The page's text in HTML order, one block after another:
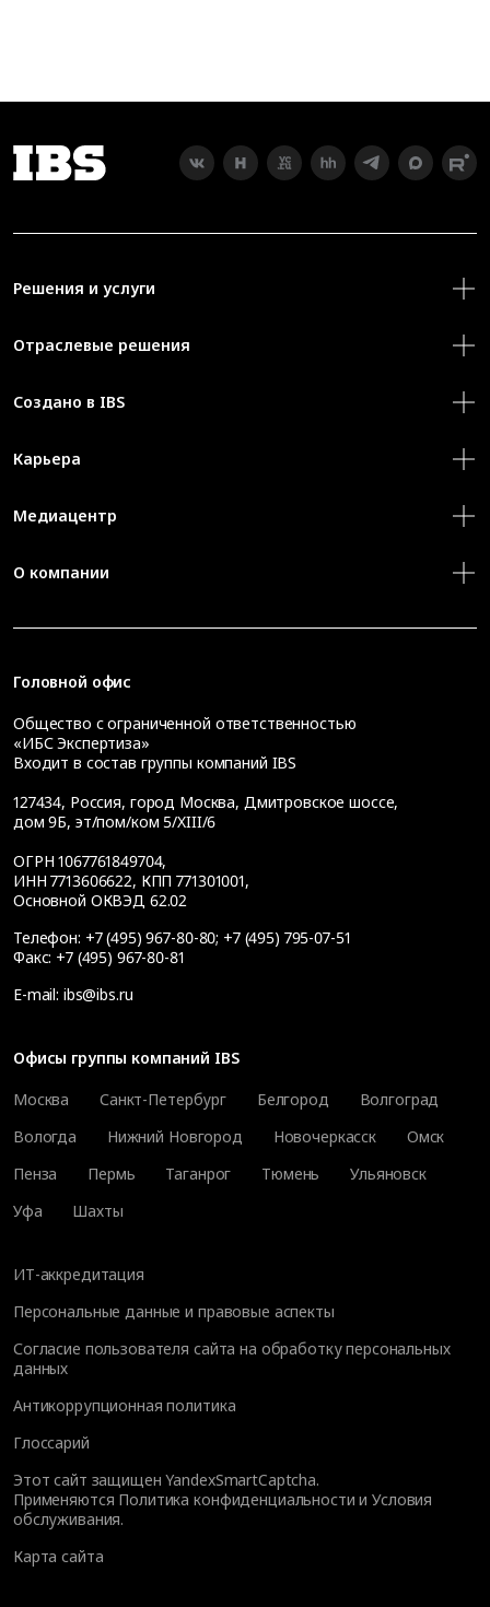
Решения и услуги
Отраслевые решения
Создано в IBS
Карьера
Медиацентр
О компании
Головной офис
Общество с ограниченной ответственностью
«ИБС Экспертиза»
Входит в состав группы компаний IBS
127434, Россия, город Москва, Дмитровское шоссе,
дом 9Б, эт/пом/ком 5/XIII/6
ОГРН 1067761849704,
ИНН 7713606622, КПП 771301001,
Основной ОКВЭД 62.02
Телефон: +7 (495) 967-80-80; +7 (495) 795-07-51
Факс: +7 (495) 967-80-81
E-mail: ibs@ibs.ru
Офисы группы компаний IBS
Москва
Санкт-Петербург Белгород
Волгоград
Вологда
Нижний Новгород Новочеркасск
Омск
Пенза
Пермь Таганрог Тюмень
Ульяновск
Уфа
Шахты
ИТ-аккредитация
Персональные данные и правовые аспекты
Согласие пользователя сайта на обработку персональных
данных
Антикоррупционная политика
Глоссарий
Этот сайт защищен YandexSmartCaptcha.
Применяются Политика конфиденциальности иУсловия
обслуживания.
Карта сайта